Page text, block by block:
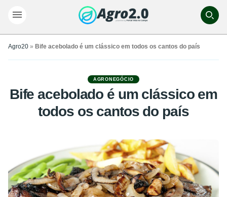
Agro20 » Bife acebolado é um clássico em todos os cantos do país
AGRONEGÓCIO
Bife acebolado é um clássico em
todos os cantos do país